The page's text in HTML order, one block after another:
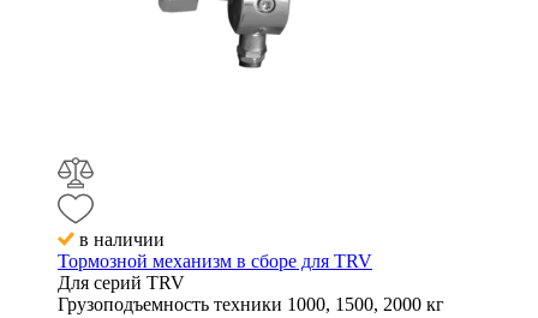
в наличии
Тормозной механизм в сборе для TRV
Для серий TRV
Грузоподъемность техники 1000, 1500, 2000 кг